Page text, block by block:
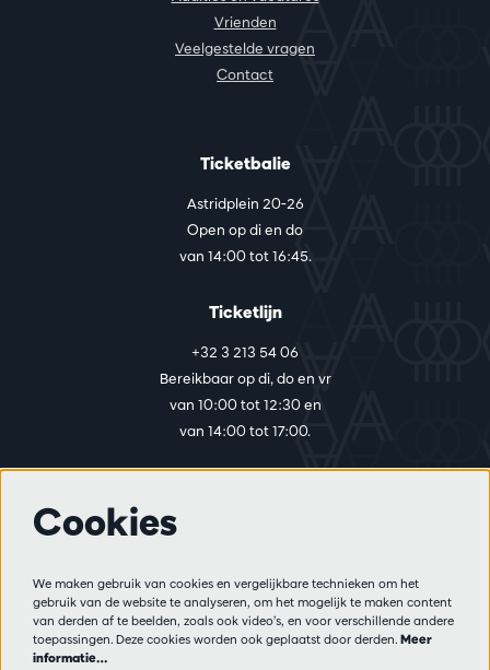
Vrienden
Veelgestelde vragen
Contact
Ticketbalie
Astridplein 20-26
Open op di en do
van 14:00 tot 16:45.
Ticketlijn
+32 3 213 54 06
Bereikbaar op di, do en vr
van 10:00 tot 12:30 en
van 14:00 tot 17:00.
Privacy
Verkoopsvoorwaarden
Pers
Cookies
We maken gebruik van cookies en vergelijkbare technieken om het
gebruik van de website te analyseren, om het mogelijk te maken content
van derden af te beelden, zoals ook video’s, en voor verschillende andere
toepassingen. Deze cookies worden ook geplaatst door derden. Meer
informatie…